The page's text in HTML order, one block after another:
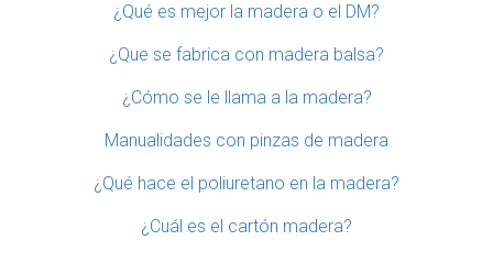
¿Qué es mejor la madera o el DM?
¿Que se fabrica con madera balsa?
¿Cómo se le llama a la madera?
Manualidades con pinzas de madera
¿Qué hace el poliuretano en la madera?
¿Cuál es el cartón madera?